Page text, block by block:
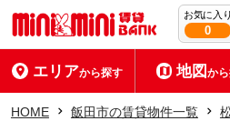
お気に入り
0
エリアから探す 地図か
HOME 飯田市の賃貸物件一覧